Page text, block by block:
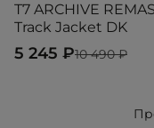
T7 ARCHIVE
Track Jacket DK
10 490 ₽
5 245 ₽